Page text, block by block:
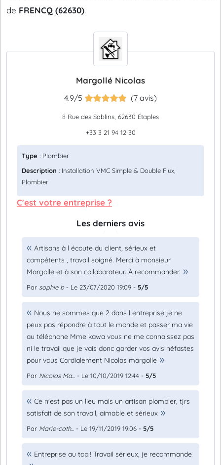
de FRENCQ (62630).
Margollé Nicolas
4.9/5 (7 avis)
8 Rue des Sablins, 62630 Étaples
+33 3 21 94 12 30
Type : Plombier
Description : Installation VMC Simple & Double Flux,
Plombier
C'est votre entreprise ?
Les derniers avis
Artisans à l écoute du client, sérieux et
compétents , travail soigné. Merci à monsieur
Margolle et à son collaborateur. À recommander.
Par sophie b- Le 23/07/2020 19:09 - 5/5
Nous ne sommes que 2 dans l entreprise je ne
peux pas répondre à tout le monde et passer ma vie
au téléphone Mme kawa vous ne me connaissez pas
ni le travail que je vais donc garder vos avis néfastes
pour vous Cordialement Nicolas margolle
Par Nicolas Ma... - Le 10/10/2019 12:44 - 5/5
Ce n'est pas un lieu mais un artisan plombier, tjrs
satisfait de son travail, aimable et sérieux
Par Marie-cath... - Le 19/11/2019 19:06 - 5/5
Entreprise au top.! Travail sérieux, je recommande